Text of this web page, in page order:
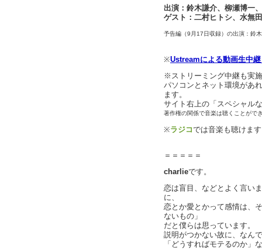
出演：鈴木謙介、柳瀬博一
ゲスト：二村ヒトシ、水無
予告編（9月17日収録）の出演：鈴
※Ustreamによる動画生中
※ストリーミング中継も実
パソコンとネット環境があ
ます。
サイト右上の「スペシャル
著作権の関係で音楽は聴くことがで
※ラジコでは音楽も聴けま
＝＝＝＝＝
charlieです。
恋は盲目、などとよく言い
に、
恋とか愛とかって感情は、
ないもの」
だと僕らは思っています。
説明がつかない故に、なん
「どうすればモテるのか」